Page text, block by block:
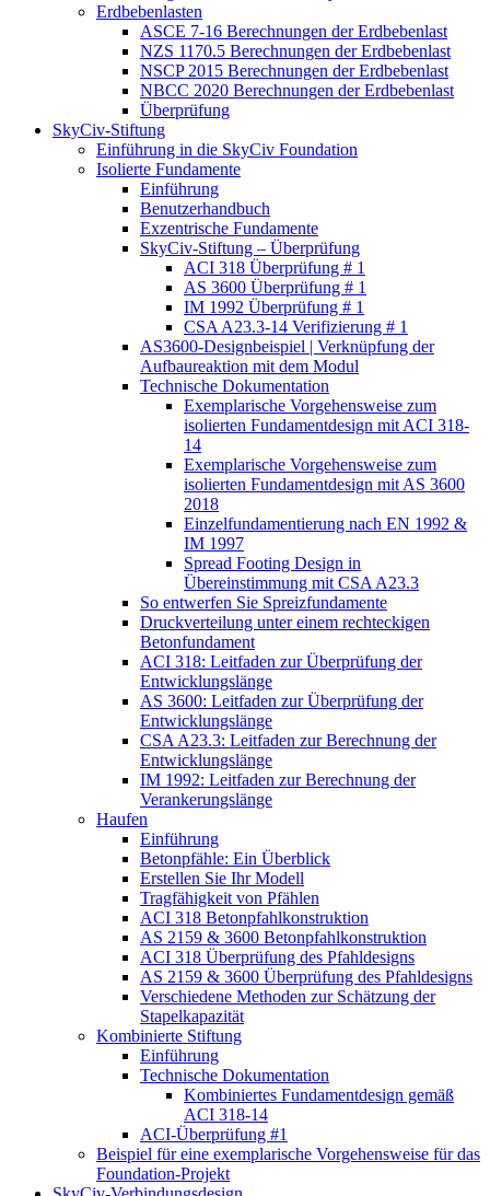
Erdbebenlasten
ASCE 7-16 Berechnungen der Erdbebenlast
NZS 1170.5 Berechnungen der Erdbebenlast
NSCP 2015 Berechnungen der Erdbebenlast
NBCC 2020 Berechnungen der Erdbebenlast
Überprüfung
SkyCiv-Stiftung
Einführung in die SkyCiv Foundation
Isolierte Fundamente
Einführung
Benutzerhandbuch
Exzentrische Fundamente
SkyCiv-Stiftung – Überprüfung
ACI 318 Überprüfung # 1
AS 3600 Überprüfung # 1
IM 1992 Überprüfung # 1
CSA A23.3-14 Verifizierung # 1
AS3600-Designbeispiel | Verknüpfung der
Aufbaureaktion mit dem Modul
Technische Dokumentation
Exemplarische Vorgehensweise zum
isolierten Fundamentdesign mit ACI 318-
14
Exemplarische Vorgehensweise zum
isolierten Fundamentdesign mit AS 3600
2018
Einzelfundamentierung nach EN 1992 &
IM 1997
Spread Footing Design in
Übereinstimmung mit CSA A23.3
So entwerfen Sie Spreizfundamente
Druckverteilung unter einem rechteckigen
Betonfundament
ACI 318: Leitfaden zur Überprüfung der
Entwicklungslänge
AS 3600: Leitfaden zur Überprüfung der
Entwicklungslänge
CSA A23.3: Leitfaden zur Berechnung der
Entwicklungslänge
IM 1992: Leitfaden zur Berechnung der
Verankerungslänge
Haufen
Einführung
Betonpfähle: Ein Überblick
Erstellen Sie Ihr Modell
Tragfähigkeit von Pfählen
ACI 318 Betonpfahlkonstruktion
AS 2159 & 3600 Betonpfahlkonstruktion
ACI 318 Überprüfung des Pfahldesigns
AS 2159 & 3600 Überprüfung des Pfahldesigns
Verschiedene Methoden zur Schätzung der
Stapelkapazität
Kombinierte Stiftung
Einführung
Technische Dokumentation
Kombiniertes Fundamentdesign gemäß
ACI 318-14
ACI-Überprüfung #1
Beispiel für eine exemplarische Vorgehensweise für das
Foundation-Projekt